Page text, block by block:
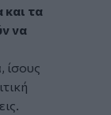
και τα
να
ίσους